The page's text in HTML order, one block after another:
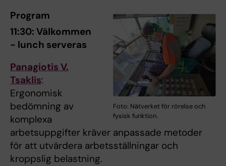
Foto: Nätverket för rörelse och
fysisk funktion.
Program
11:30: Välkommen
- lunch serveras
Panagiotis V.
Tsaklis:
Ergonomisk
bedömning av
komplexa
arbetsuppgifter kräver anpassade metoder
för att utvärdera arbetsställningar och
kroppslig belastning.